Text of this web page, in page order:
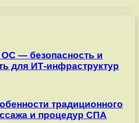
ОС — безопасность и
для ИТ-инфраструктур
традиционного
и процедур СПА